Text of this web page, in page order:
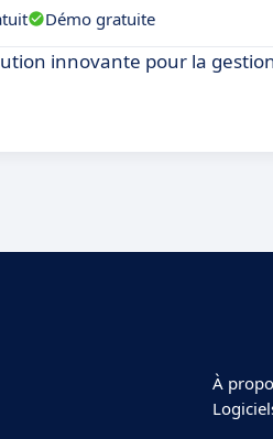
Démo gratuite
innovante pour la
À